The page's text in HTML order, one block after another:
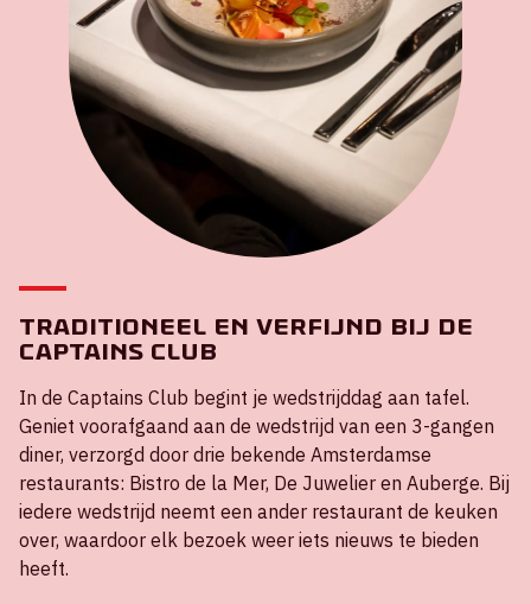
Traditioneel en verfijnd bij de
Captains Club
In de Captains Club begint je wedstrijddag aan tafel.
Geniet voorafgaand aan de wedstrijd van een 3-gangen
diner, verzorgd door drie bekende Amsterdamse
restaurants: Bistro de la Mer, De Juwelier en Auberge. Bij
iedere wedstrijd neemt een ander restaurant de keuken
over, waardoor elk bezoek weer iets nieuws te bieden
heeft.